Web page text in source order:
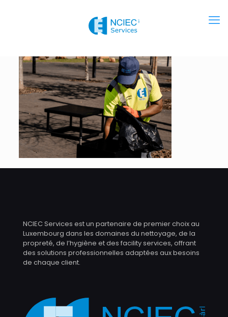
NCIEC Services est un partenaire de premier choix au
Luxembourg dans les domaines du nettoyage, de la
propreté, de l’hygiène et des facility services, offrant
des solutions professionnelles adaptées aux besoins
de chaque client.